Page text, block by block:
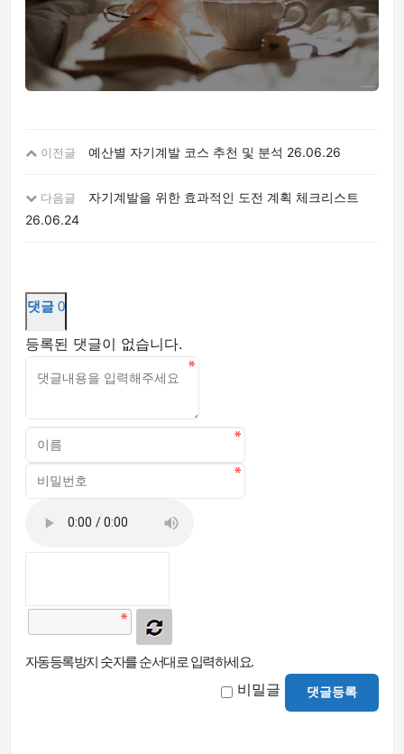
이전글 예산별 자기계발 코스 추천 및 분석 26.06.26
다음글
자기계발을 위한 효과적인 도전 계획 체크리스트
26.06.24
댓글 0
등록된 댓글이 없습니다.
자동등록방지 숫자를 순서대로 입력하세요.
비밀글 댓글등록